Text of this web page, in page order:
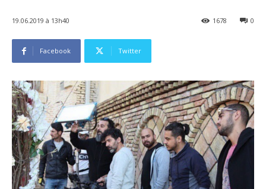
19.06.2019 à 13h40 0
1678
Facebook Twitter